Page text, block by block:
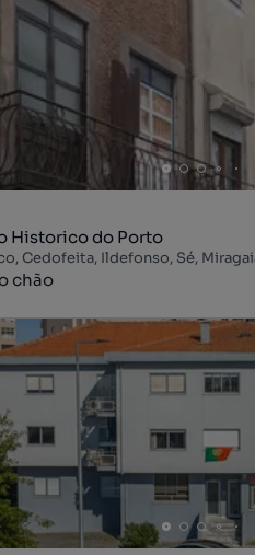
Historico do Porto
Cedofeita, Ildefonso, Sé,
chão